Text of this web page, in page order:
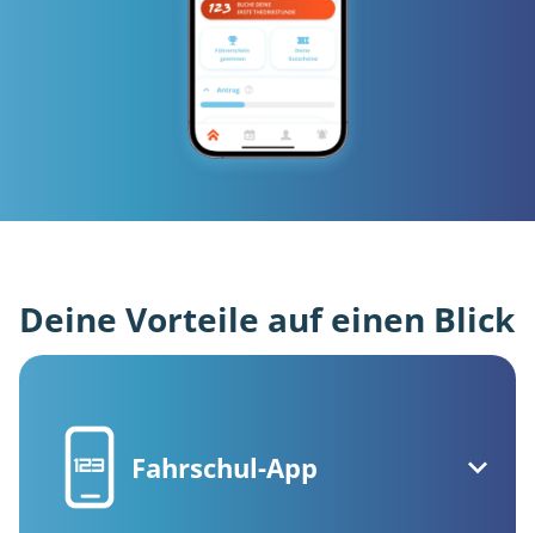
Deine Vorteile auf einen Blick
Fahrschul-App